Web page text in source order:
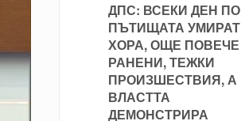
ДПС: ВСЕКИ ДЕН ПО
ПЪТИЩАТА УМИРАТ
ХОРА, ОЩЕ ПОВЕЧЕ
РАНЕНИ, ТЕЖКИ
ПРОИЗШЕСТВИЯ, А
ВЛАСТТА
ДЕМОНСТРИРА